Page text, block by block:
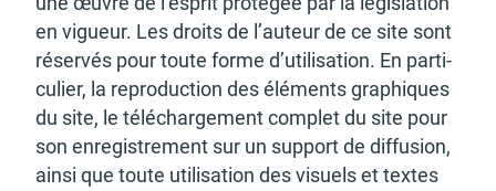
Budget participatif
Archives municipales en
lignes
en vigueur. Les droits de l’au­teur de ce site sont
réser­vés pour toute forme d’uti­li­sa­tion. En parti­
cu­lier, la repro­duc­tion des éléments graphiques
du site, le télé­char­ge­ment complet du site pour
son enre­gis­tre­ment sur un support de diffu­sion,
ainsi que toute utili­sa­tion des visuels et textes